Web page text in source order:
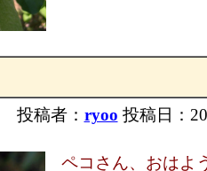
投稿者： ryoo 投稿日：
ペコさん、おはよ